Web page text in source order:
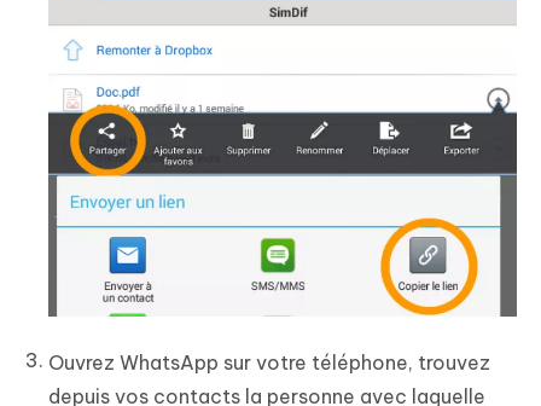
Ouvrez WhatsApp sur votre téléphone, trouvez
depuis vos contacts la personne avec laquelle